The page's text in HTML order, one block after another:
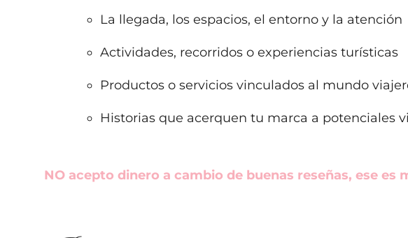
La llegada, los espacios, el entorno y la atención
Actividades, recorridos o experiencias turísticas
Productos o servicios vinculados al mundo
Historias que acerquen tu marca a potenciales
NO acepto dinero a cambio de buenas reseñas, ese